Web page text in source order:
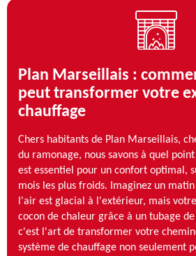
Plan Marseillais :
peut transformer votre
chauffage
Chers habitants de Plan Marseillais,
du ramonage, nous savons à quel
est essentiel pour un confort optimal,
mois les plus froids. Imaginez un
l'air est glacial à l'extérieur, mais
cocon de chaleur grâce à un tubage
c'est l'art de transformer votre
système de chauffage non seulement